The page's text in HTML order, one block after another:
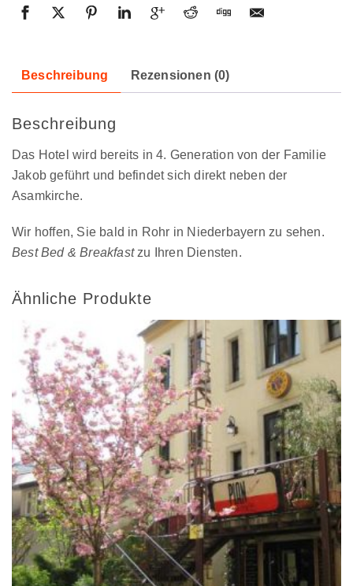
Beschreibung Rezensionen (0)
Beschreibung
Das Hotel wird bereits in 4. Generation von der Familie
Jakob geführt und befindet sich direkt neben der
Asamkirche.
Wir hoffen, Sie bald in Rohr in Niederbayern zu sehen.
Best Bed & Breakfastzu Ihren Diensten.
Ähnliche Produkte